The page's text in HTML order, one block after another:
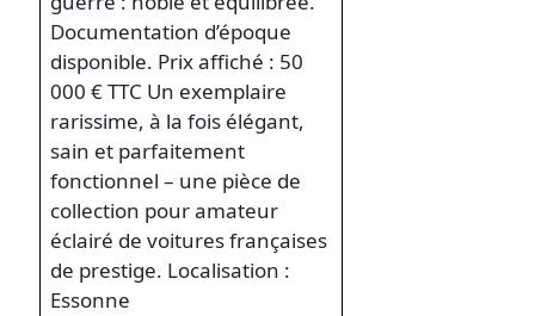
Documentation d’époque
disponible. Prix affiché : 50
000 € TTC Un exemplaire
rarissime, à la fois élégant,
sain et parfaitement
fonctionnel – une pièce de
collection pour amateur
éclairé de voitures françaises
de prestige. Localisation :
Essonne